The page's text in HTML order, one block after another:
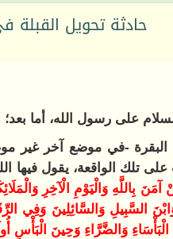
حادثة تحويل القبلة في
على رسول الله، أما بعد؛
-في موضع آخر غير
على تلك الواقعة، يقول فيها
بِاللَّهِ وَالْيَوْمِ الْآخِرِ
السَّبِيلِ وَالسَّائِلِينَ وَفِي
وَالضَّرَّاءِ وَحِينَ الْبَأْسِ